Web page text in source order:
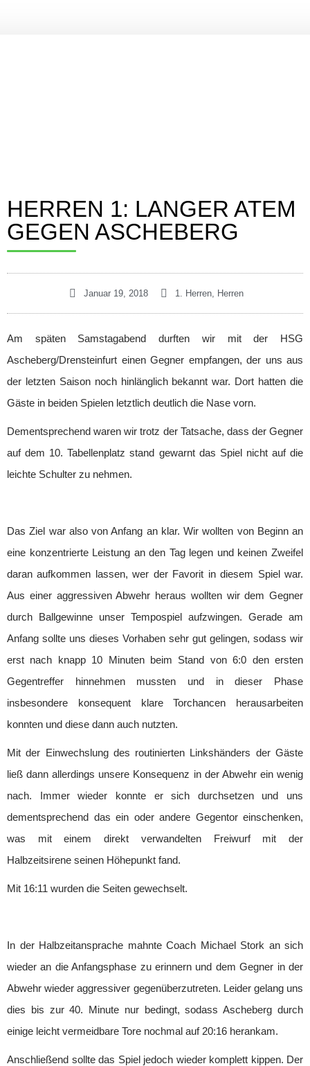
Mitglied werden!
Satzung
Sponsoren
SPARTA HEROES
Herren
1. Herren
1. Damen
2. Damen
Männliche D-Jugend
Männliche D-Jugend 2​
Männliche E-Jugend
Weibliche Jugend
Abteilung
Kindersport
SPO-MO I
SPO-MO II
Fit und Gesund 1
Fit und Gesund 2
Fit und Gesund 3
Gesund älter werden
Männer Ballsport
Kontakt
HERREN 1: LANGER ATEM
GEGEN ASCHEBERG
Januar 19, 2018 1. Herren, Herren
Am späten Samstagabend durften wir mit der HSG
Ascheberg/Drensteinfurt einen Gegner empfangen, der uns aus
der letzten Saison noch hinlänglich bekannt war. Dort hatten die
Gäste in beiden Spielen letztlich deutlich die Nase vorn.
Dementsprechend waren wir trotz der Tatsache, dass der Gegner
auf dem 10. Tabellenplatz stand gewarnt das Spiel nicht auf die
leichte Schulter zu nehmen.
Das Ziel war also von Anfang an klar. Wir wollten von Beginn an
eine konzentrierte Leistung an den Tag legen und keinen Zweifel
daran aufkommen lassen, wer der Favorit in diesem Spiel war.
Aus einer aggressiven Abwehr heraus wollten wir dem Gegner
durch Ballgewinne unser Tempospiel aufzwingen. Gerade am
Anfang sollte uns dieses Vorhaben sehr gut gelingen, sodass wir
erst nach knapp 10 Minuten beim Stand von 6:0 den ersten
Gegentreffer hinnehmen mussten und in dieser Phase
insbesondere konsequent klare Torchancen herausarbeiten
konnten und diese dann auch nutzten.
Mit der Einwechslung des routinierten Linkshänders der Gäste
ließ dann allerdings unsere Konsequenz in der Abwehr ein wenig
nach. Immer wieder konnte er sich durchsetzen und uns
dementsprechend das ein oder andere Gegentor einschenken,
was mit einem direkt verwandelten Freiwurf mit der
Halbzeitsirene seinen Höhepunkt fand.
Mit 16:11 wurden die Seiten gewechselt.
In der Halbzeitansprache mahnte Coach Michael Stork an sich
wieder an die Anfangsphase zu erinnern und dem Gegner in der
Abwehr wieder aggressiver gegenüberzutreten. Leider gelang uns
dies bis zur 40. Minute nur bedingt, sodass Ascheberg durch
einige leicht vermeidbare Tore nochmal auf 20:16 herankam.
Anschließend sollte das Spiel jedoch wieder komplett kippen. Der